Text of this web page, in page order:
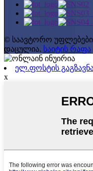
© საავტორო უფლებები
დაცულია. საიტის რაფა
ელ.ფოსტის
x